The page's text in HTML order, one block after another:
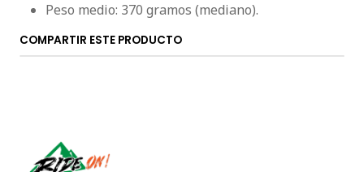
Peso medio: 370 gramos (mediano).
COMPARTIR ESTE PRODUCTO